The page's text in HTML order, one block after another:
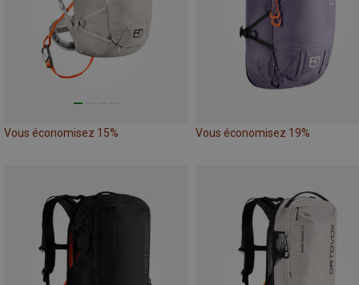
Vous économisez 15% Vous économisez 19%